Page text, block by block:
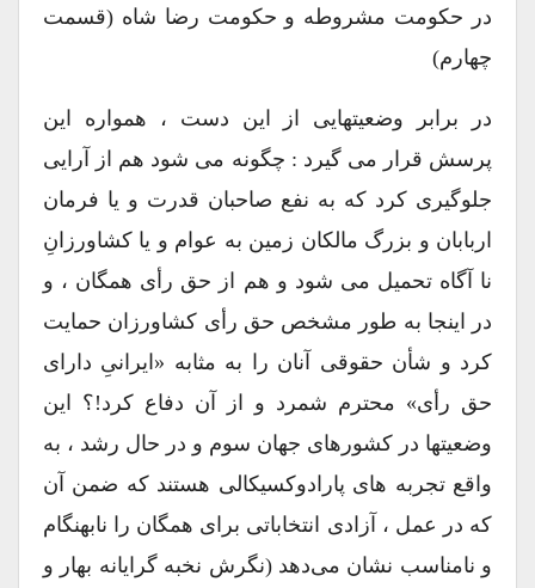
در حکومت مشروطه و حکومت رضا شاه (قسمت
چهارم)
در برابر وضعیتهایی از این دست ، همواره این
پرسش قرار می گیرد : چگونه می شود هم از آرایی
جلوگیری کرد که به نفع صاحبان قدرت و یا فرمان
اربابان و بزرگ مالکان زمین به عوام و یا کشاورزانِ
نا آگاه تحمیل می شود و هم از حق رأی همگان ، و
در اینجا به طور مشخص حق رأی کشاورزان حمایت
کرد و شأن حقوقی آنان را به مثابه «ایرانیِ دارای
حق رأی» محترم شمرد و از آن دفاع کرد!؟ این
وضعیتها در کشورهای جهان سوم و در حال رشد ، به
واقع تجربه های پارادوکسیکالی هستند که ضمن آن
که در عمل ، آزادی انتخاباتی برای همگان را نابهنگام
و نامناسب نشان می‌دهد (نگرش نخبه گرایانه بهار و